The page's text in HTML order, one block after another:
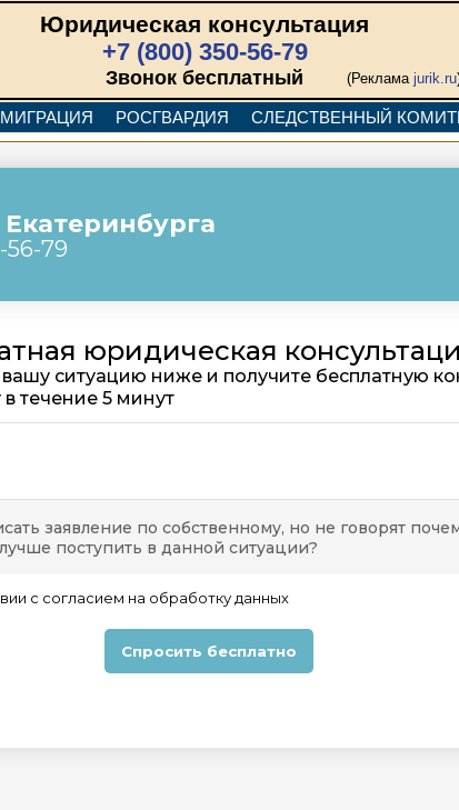
Юридическая консультация
+7 (800) 350-56-79
Звонок бесплатный (Реклама jurik.ru
МИГРАЦИЯ РОСГВАРДИЯ СЛЕДСТВЕННЫЙ